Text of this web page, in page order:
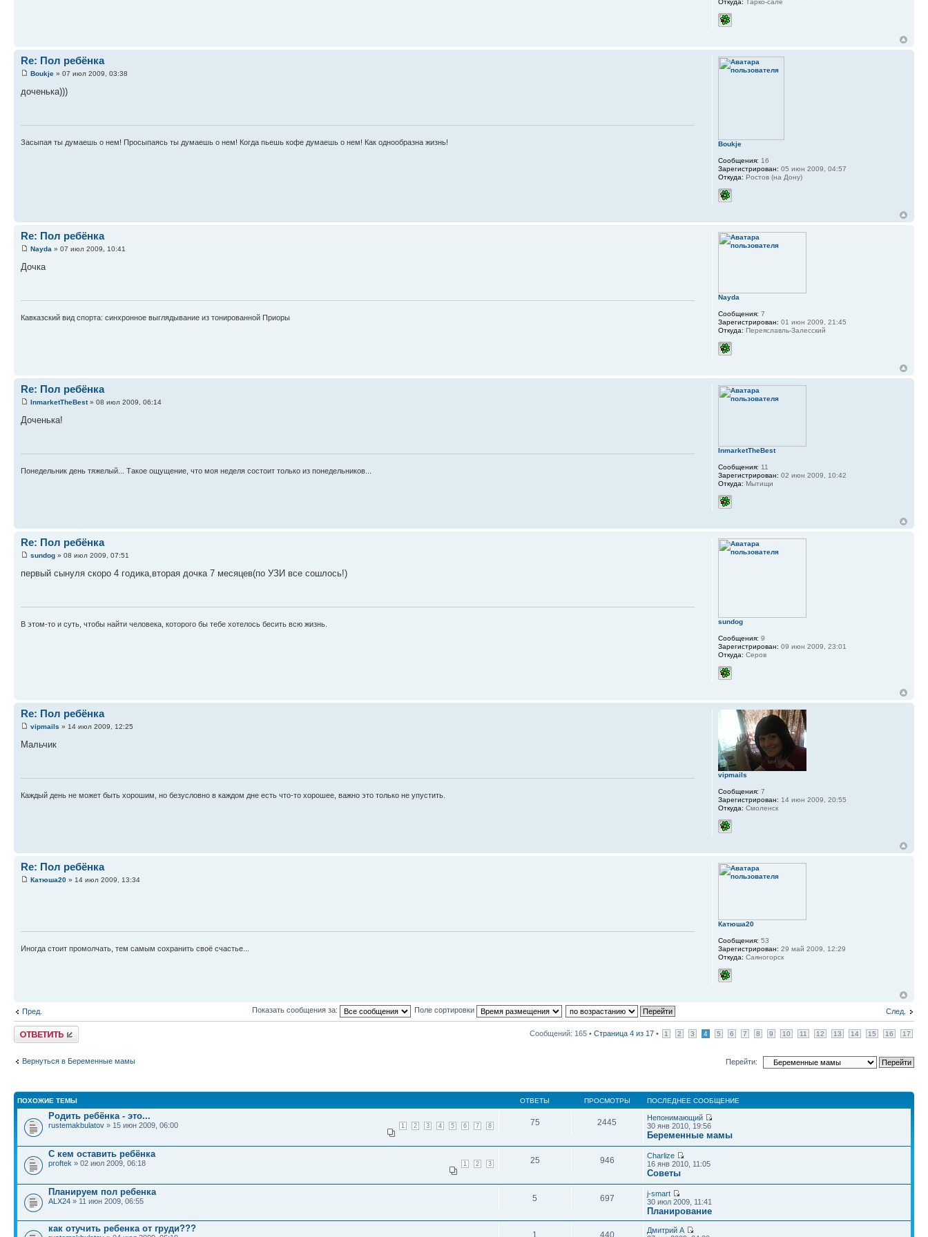
Re: Пол ребёнка
Boukje » 07 июл 2009, 03:38
доченька)))
Засыпая ты думаешь о нем! Просыпаясь ты думаешь о нем! Когда пьешь кофе думаешь о нем! Как однообразна жизнь! Boukje
Сообщения: 16
Зарегистрирован: 05 июн 2009, 04:57
Откуда: Ростов (на Дону)
Re: Пол ребёнка
Nayda » 07 июл 2009, 10:41
Дочка
Кавказский вид спорта: синхронное выглядывание из тонированной Приоры
Nayda
Сообщения: 7
Зарегистрирован: 01 июн 2009, 21:45
Откуда: Переяславль-Залесский
Re: Пол ребёнка
InmarketTheBest» 08 июл 2009, 06:14
Доченька!
Понедельник день тяжелый... Такое ощущение, что моя неделя состоит только из понедельников...
InmarketTheBest
Сообщения: 11
Зарегистрирован: 02 июн 2009, 10:42
Откуда: Мытищи
Re: Пол ребёнка
sundog » 08 июл 2009, 07:51
первый сынуля скоро 4 годика,вторая дочка 7 месяцев(по УЗИ все сошлось!)
В этом-то и суть, чтобы найти человека, которого бы тебе хотелось бесить всю жизнь. sundog
Сообщения: 9
Зарегистрирован: 09 июн 2009, 23:01
Откуда: Серов
Re: Пол ребёнка
vipmails » 14 июл 2009, 12:25
Мальчик
Каждый день не может быть хорошим, но безусловно в каждом дне есть что-то хорошее, важно это только не упустить.
vipmails
Сообщения: 7
Зарегистрирован: 14 июн 2009, 20:55
Откуда: Смоленск
Re: Пол ребёнка
Катюша20 » 14 июл 2009, 13:34
Иногда стоит промолчать, тем самым сохранить своё счастье...
Катюша20
Сообщения: 53
Зарегистрирован: 29 май 2009, 12:29
Откуда: Саяногорск
Пред. След.
Показать сообщения за: Поле сортировки
Ответить Сообщений: 165 • Страница 4 из 17 • 1 2 3 4 5 6 7 8 9 10 11 12 13 14 15 16 17
Вернуться в Беременные мамы Перейти:
ПОХОЖИЕ ТЕМЫ ОТВЕТЫ ПРОСМОТРЫ ПОСЛЕДНЕЕ СООБЩЕНИЕ
Родить ребёнка - это...
1 2 3 4 5 6 7 8
rustemakbulatov » 15 июн 2009, 06:00 75 2445
Непонимающий
30 янв 2010, 19:56
Беременные мамы
С кем оставить ребёнка
1 2 3
proftek » 02 июл 2009, 06:18 25 946
Charlize
16 янв 2010, 11:05
Советы
Планируем пол ребенка
ALX24 » 11 июн 2009, 06:55 5 697
j-smart
30 июл 2009, 11:41
Планирование
как отучить ребенка от груди???
Дмитрий А